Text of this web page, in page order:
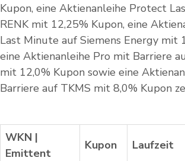
Kupon, eine Aktienanleihe Protect
RENK mit 12,25% Kupon, eine
Last Minute auf Siemens Energy mit
eine Aktienanleihe Pro mit Barriere
mit 12,0% Kupon sowie eine
Barriere auf TKMS mit 8,0% Kupon
WKN |
Emittent
Kupon Laufzeit